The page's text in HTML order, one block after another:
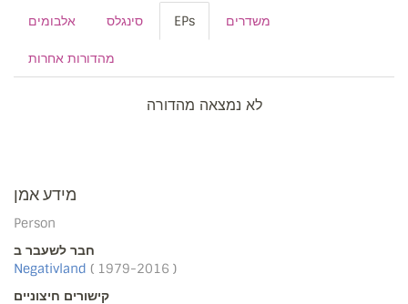
אלבומים סינגלס EPs משדרים
מהדורות אחרות
לא נמצאה מהדורה
מידע אמן
Person
חבר לשעבר ב
Negativland ( 1979-2016 )
קישורים חיצוניים